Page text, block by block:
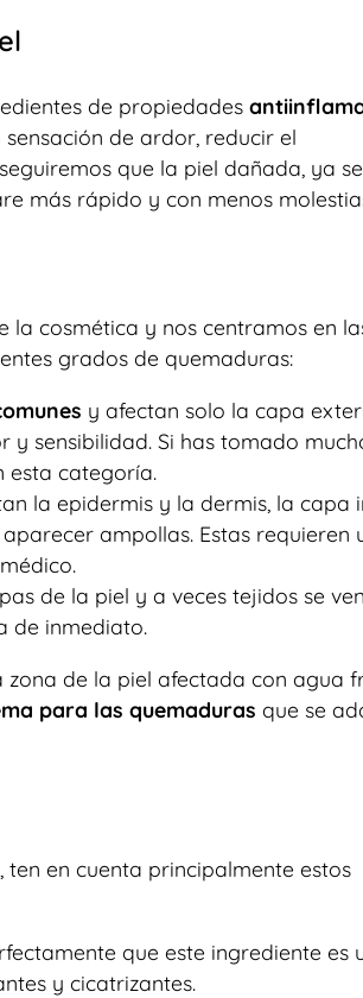
de propiedades
de ardor, reducir el
que la piel dañada, ya
más rápido y con menos
la cosmética y nos centramos en
grados de quemaduras:
y afectan solo la capa
sensibilidad. Si has tomado
esta categoría.
la epidermis y la dermis, la capa
ampollas. Estas requieren
de la piel y a veces tejidos se
de inmediato.
de la piel afectada con agua
para las quemaduras que se
, ten en cuenta principalmente estos
que este ingrediente es
y cicatrizantes.